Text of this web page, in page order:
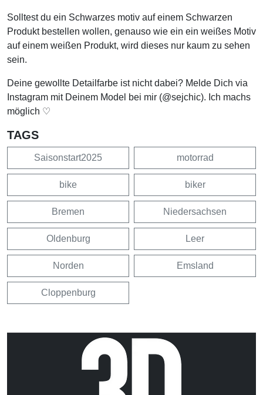
Solltest du ein Schwarzes motiv auf einem Schwarzen
Produkt bestellen wollen, genauso wie ein ein weißes Motiv
auf einem weißen Produkt, wird dieses nur kaum zu sehen
sein.
Deine gewollte Detailfarbe ist nicht dabei? Melde Dich via
Instagram mit Deinem Model bei mir (@sejchic). Ich machs
möglich ♡
TAGS
Saisonstart2025 motorrad
bike biker
Bremen Niedersachsen
Oldenburg Leer
Norden Emsland
Cloppenburg